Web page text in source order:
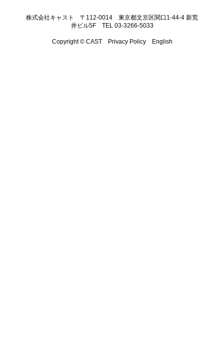
株式会社キャスト 〒112-0014 東京都文京区関口1-44-4 新荒
井ビル5F TEL 03-3266-5033
Copyright © CAST Privacy Policy English